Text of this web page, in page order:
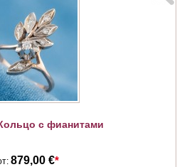
с фианитами
879,00 €*